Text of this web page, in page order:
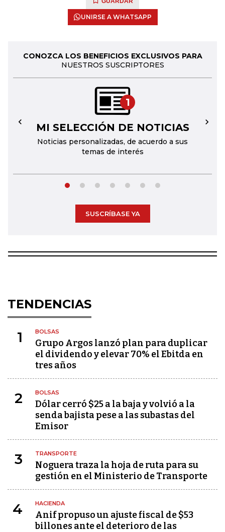
UNIRSE A WHATSAPP
CONOZCA LOS BENEFICIOS EXCLUSIVOS PARA
NUESTROS SUSCRIPTORES
1
MI SELECCIÓN DE NOTICIAS
Noticias personalizadas, de acuerdo a sus
temas de interés
← →
SUSCRÍBASE YA
TENDENCIAS
1 BOLSAS
Grupo Argos lanzó plan para duplicar
el dividendo y elevar 70% el Ebitda en
tres años
2 BOLSAS
Dólar cerró $25 a la baja y volvió a la
senda bajista pese a las subastas del
Emisor
3 TRANSPORTE
Noguera traza la hoja de ruta para su
gestión en el Ministerio de Transporte
4 HACIENDA
Anif propuso un ajuste fiscal de $53
billones ante el deterioro de las